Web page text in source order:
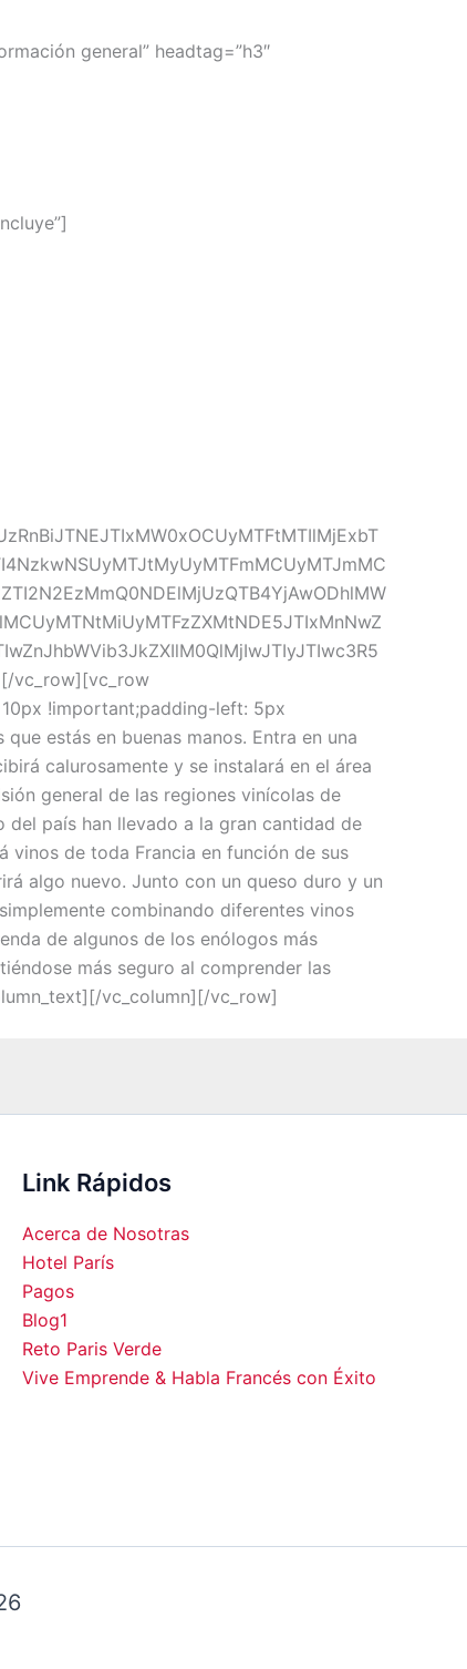
general” headtag=”h3″
vc_row][vc_row
!important;padding-left: 5px
que estás en buenas manos. Entra en una
calurosamente y se instalará en el área
general de las regiones vinícolas de
país han llevado a la gran cantidad de
de toda Francia en función de sus
algo nuevo. Junto con un queso duro y un
combinando diferentes vinos
de algunos de los enólogos más
más seguro al comprender las
vc_column][/vc_row]
15:00
25°C 25°C 25°C 25°C 25°C 24°C
Link Rápidos
Acerca de Nosotras
Hotel París
Pagos
Blog1
Reto Paris Verde
Vive Emprende & Habla Francés con Éxito